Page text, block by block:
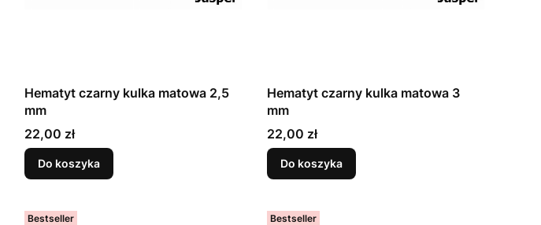
Hematyt czarny kulka matowa 2,5
mm
Cena
22,00 zł
Do koszyka
Hematyt czarny kulka matowa 3
mm
Cena
22,00 zł
Do koszyka
Bestseller Bestseller